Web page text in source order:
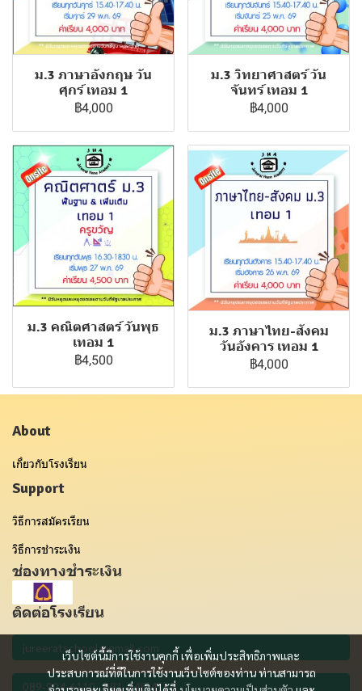
ม.3 ภาษาอังกฤษ วัน
ศุกร์ เทอม 1
฿4,000
ม.3 วิทยาศาสตร์ วัน
จันทร์ เทอม 1
฿4,000
ม.3 คณิตศาสตร์ วันพุธ
เทอม 1
฿4,500
ม.3 ภาษาไทย-สังคม
วันอังคาร เทอม 1
฿4,000
เว็บไซต์นี้มีการใช้งานคุกกี้ เพื่อเพิ่มประสิทธิภาพและ
ประสบการณ์ที่ดีในการใช้งานเว็บไซต์ของท่าน ท่านสามารถ
About
เกี่ยวกับโรงเรียน
Support
วิธีการสมัครเรียน
วิธีการชำระเงิน
ช่องทางชำระเงิน
ติดต่อโรงเรียน